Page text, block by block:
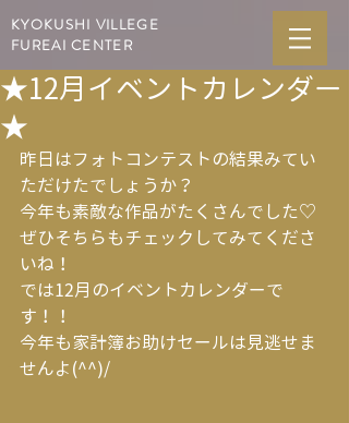
KYOKUSHI VILLEGE
FUREAI CENTER
★12月イベントカレンダー
★
昨日はフォトコンテストの結果みてい
ただけたでしょうか？
今年も素敵な作品がたくさんでした♡
ぜひそちらもチェックしてみてくださ
いね！
では12月のイベントカレンダーで
す！！
今年も家計簿お助けセールは見逃せま
せんよ(^^)/